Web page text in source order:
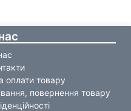
оплати товару
повернення товару